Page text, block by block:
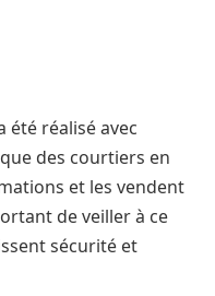
été réalisé avec
des courtiers en
et les vendent
de veiller à ce
sécurité et